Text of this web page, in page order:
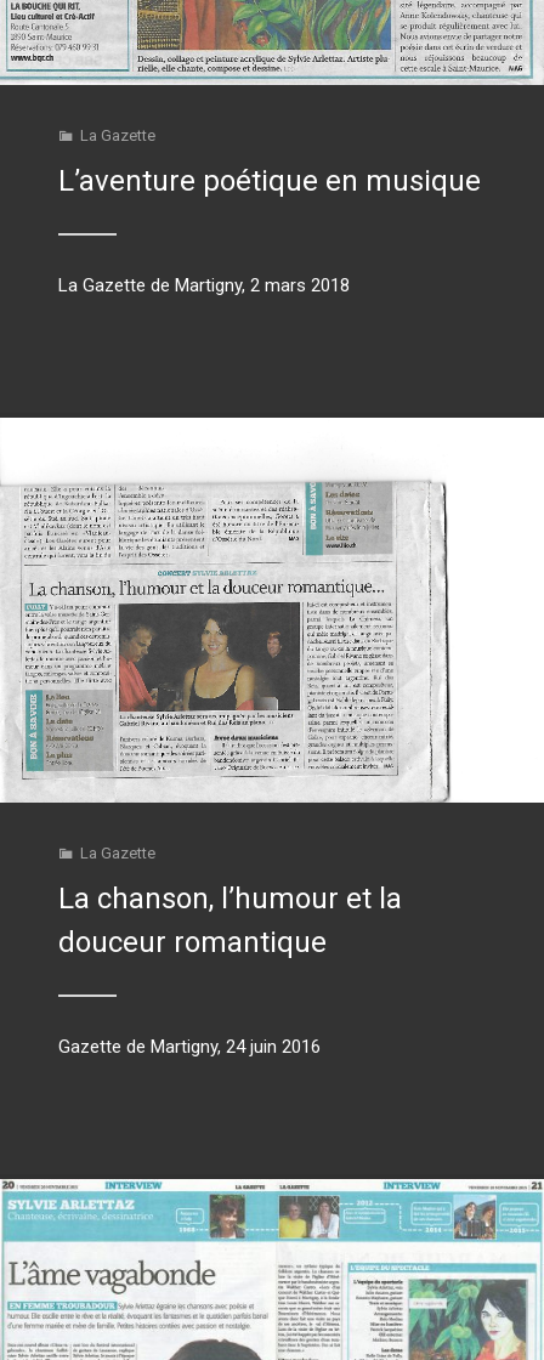
La Gazette
L’aventure poétique en musique
La Gazette de Martigny, 2 mars 2018
La Gazette
La chanson, l’humour et la
douceur romantique
Gazette de Martigny, 24 juin 2016